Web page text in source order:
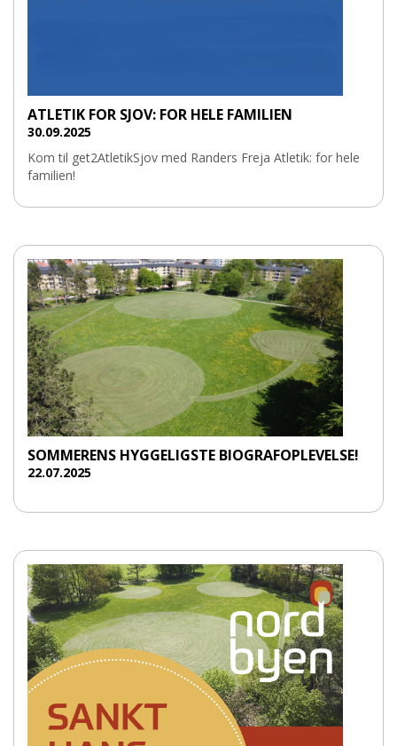
ATLETIK FOR SJOV: FOR HELE FAMILIEN
30.09.2025
Kom til get2AtletikSjov med Randers Freja Atletik: for hele
familien!
SOMMERENS HYGGELIGSTE BIOGRAFOPLEVELSE!
22.07.2025